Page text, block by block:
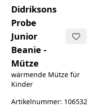
Didriksons
Probe
Junior
Beanie -
Mütze
wärmende Mütze für
Kinder
Artikelnummer: 106532